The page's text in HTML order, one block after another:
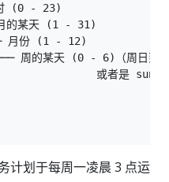
(0 - 23)
的某天 (1 - 31)
月份 (1 - 12)
周的某天 (0 - 6)（周日到
或者是 sun，mon
计划于每周一凌晨 3 点运